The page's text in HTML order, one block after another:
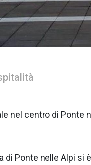
nel centro di Ponte
di Ponte nelle Alpi si